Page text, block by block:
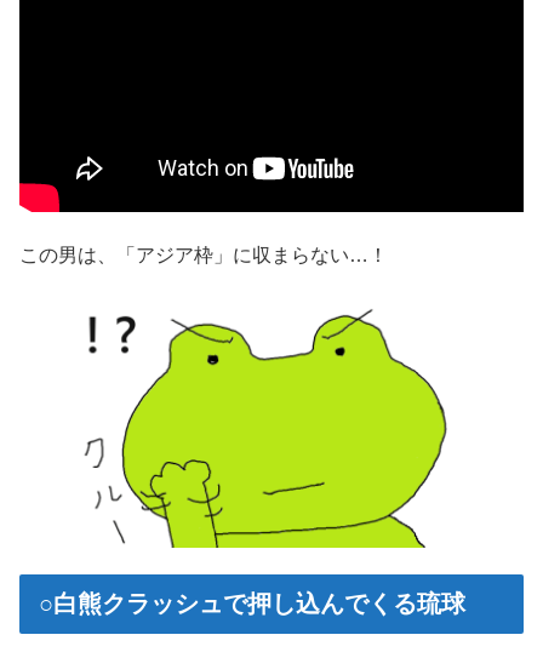
この男は、「アジア枠」に収まらない…！
○白熊クラッシュで押し込んでくる琉球